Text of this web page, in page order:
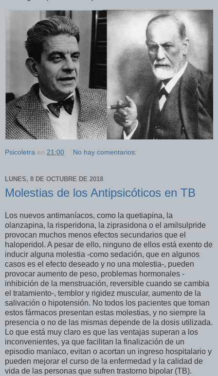
Psicoletra en 21:00 No hay comentarios:
LUNES, 8 DE OCTUBRE DE 2018
Molestias de los Antipsicóticos en TB
Los nuevos antimaníacos, como la quetiapina, la
olanzapina, la risperidona, la ziprasidona o el amilsulpride
provocan muchos menos efectos secundarios que el
haloperidol. A pesar de ello, ninguno de ellos está exento de
inducir alguna molestia -como sedación, que en algunos
casos es el efecto deseado y no una molestia-, pueden
provocar aumento de peso, problemas hormonales -
inhibición de la menstruación, reversible cuando se cambia
el tratamiento-, temblor y rigidez muscular, aumento de la
salivación o hipotensión. No todos los pacientes que toman
estos fármacos presentan estas molestias, y no siempre la
presencia o no de las mismas depende de la dosis utilizada.
Lo que está muy claro es que las ventajas superan a los
inconvenientes, ya que facilitan la finalización de un
episodio maníaco, evitan o acortan un ingreso hospitalario y
pueden mejorar el curso de la enfermedad y la calidad de
vida de las personas que sufren trastorno bipolar (TB).